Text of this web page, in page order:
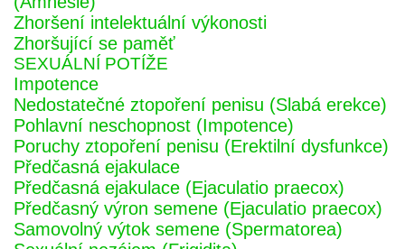
Zhoršení intelektuální výkonosti
Zhoršující se paměť
SEXUÁLNÍ POTÍŽE
Impotence
Nedostatečné ztopoření penisu (Slabá erekce)
Pohlavní neschopnost (Impotence)
Poruchy ztopoření penisu (Erektilní dysfunkce)
Předčasná ejakulace
Předčasná ejakulace (Ejaculatio praecox)
Předčasný výron semene (Ejaculatio praecox)
Samovolný výtok semene (Spermatorea)